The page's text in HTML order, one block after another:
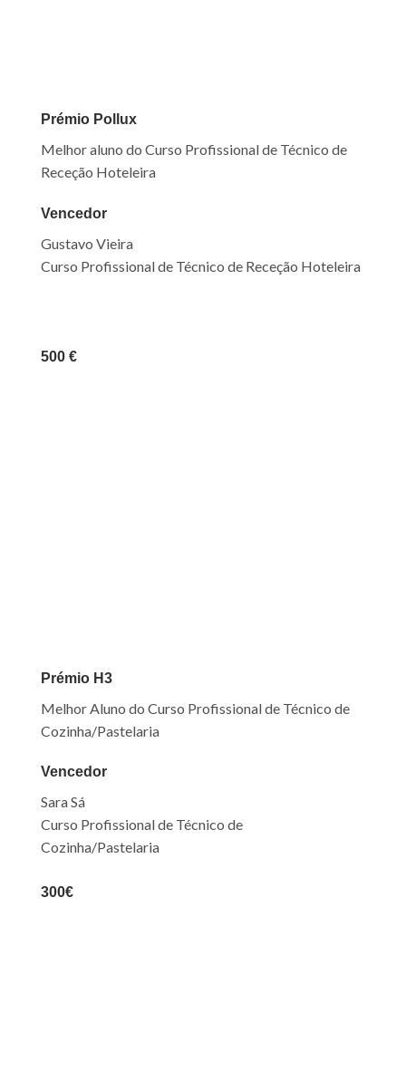
Prémio Pollux
Melhor aluno do Curso Profissional de Técnico de
Receção Hoteleira
Vencedor
Gustavo Vieira
Curso Profissional de Técnico de Receção Hoteleira
500 €
Prémio H3
Melhor Aluno do Curso Profissional de Técnico de
Cozinha/Pastelaria
Vencedor
Sara Sá
Curso Profissional de Técnico de
Cozinha/Pastelaria
300€